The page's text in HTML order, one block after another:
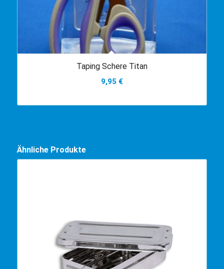
Taping Schere Titan
9,95 €
Ähnliche Produkte